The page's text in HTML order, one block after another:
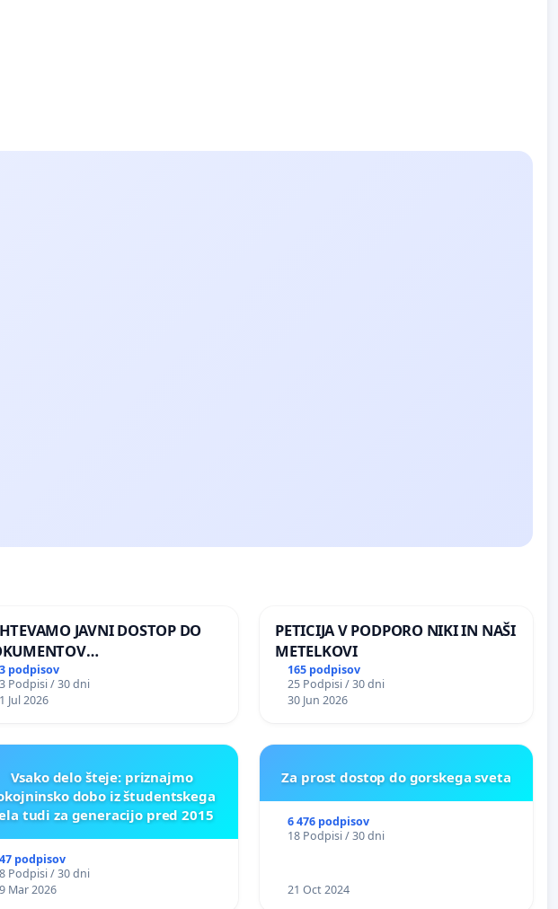
JAVNI DOSTOP DO
KOMISIJ O
TRGOVINI Z OROŽJEM
podpisov
Podpisi / 30 dni
Jul 2026
PETICIJA V PODPORO NIKI IN NAŠI
METELKOVI
165 podpisov
25 Podpisi / 30 dni
30 Jun 2026
Vsako delo šteje: priznajmo
dobo iz študentskega
tudi za generacijo pred 2015
podpisov
Podpisi / 30 dni
Mar 2026
Za prost dostop do gorskega sveta
6 476 podpisov
18 Podpisi / 30 dni
21 Oct 2024